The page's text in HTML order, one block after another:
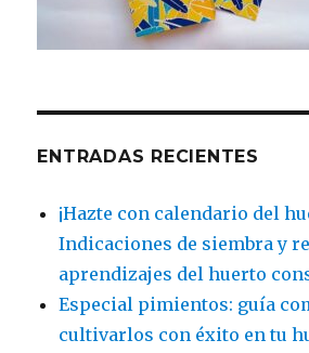
ENTRADAS RECIENTES
¡Hazte con calendario del
Indicaciones de siembra y
aprendizajes del huerto
Especial pimientos: guía
cultivarlos con éxito en tu